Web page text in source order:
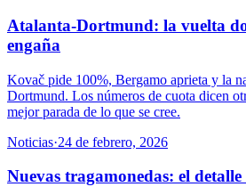
Atalanta-Dortmund: la vuelta
engaña
Kovač pide 100%, Bergamo aprieta y la
Dortmund. Los números de cuota dicen
mejor parada de lo que se cree.
Noticias·24 de febrero, 2026
Nuevas tragamonedas: el